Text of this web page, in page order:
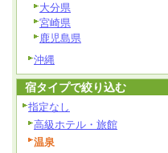
大分県
宮崎県
鹿児島県
沖縄
宿タイプで絞り込む
指定なし
高級ホテル・旅館
温泉